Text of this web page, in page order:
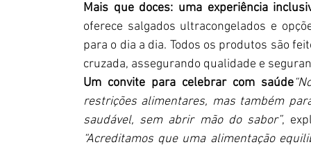
Mais que doces: uma experiência
oferece salgados ultracongelados e
para o dia a dia. Todos os produtos são
cruzada, assegurando qualidade e
Um convite para celebrar com saúde
restrições alimentares, mas também
saudável, sem abrir mão do sabor”
“Acreditamos que uma alimentação